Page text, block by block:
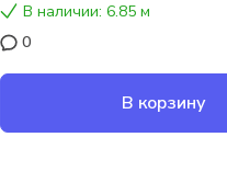
В наличии: 6.85 м
0
В корзину